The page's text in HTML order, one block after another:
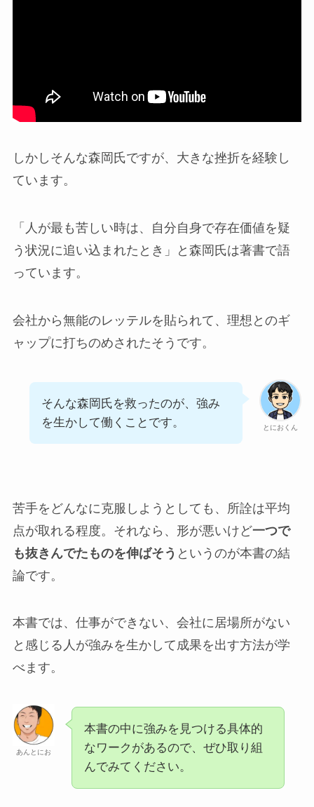
しかしそんな森岡氏ですが、大きな挫折を経験し
ています。
「人が最も苦しい時は、自分自身で存在価値を疑
う状況に追い込まれたとき」と森岡氏は著書で語
っています。
会社から無能のレッテルを貼られて、理想とのギ
ャップに打ちのめされたそうです。
とにおくん
そんな森岡氏を救ったのが、強み
を生かして働くことです。
苦手をどんなに克服しようとしても、所詮は平均
点が取れる程度。それなら、形が悪いけど一つで
も抜きんでたものを伸ばそう というのが本書の結
論です。
本書では、仕事ができない、会社に居場所がない
と感じる人が強みを生かして成果を出す方法が学
べます。
あんとにお
本書の中に強みを見つける具体的
なワークがあるので、ぜひ取り組
んでみてください。